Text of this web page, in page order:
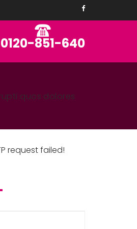
0120-851-640
quos dolores
request failed!